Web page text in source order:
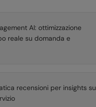
AI: ottimizzazione
reale su domanda e
recensioni per insights su